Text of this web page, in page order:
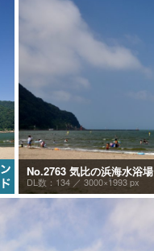
No.2763 気比の浜海水浴場
DL数：134 ／ 3000×1993 px